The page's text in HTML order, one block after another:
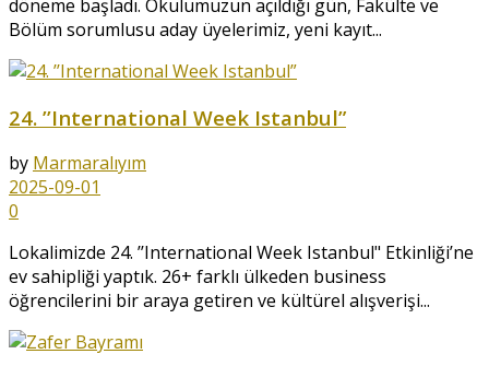
döneme başladı. Okulumuzun açıldığı gün, Fakülte ve
Bölüm sorumlusu aday üyelerimiz, yeni kayıt...
24. ’’International Week Istanbul”
by Marmaralıyım
2025-09-01
0
Lokalimizde 24. ’’International Week Istanbul" Etkinliği’ne
ev sahipliği yaptık. 26+ farklı ülkeden business
öğrencilerini bir araya getiren ve kültürel alışverişi...